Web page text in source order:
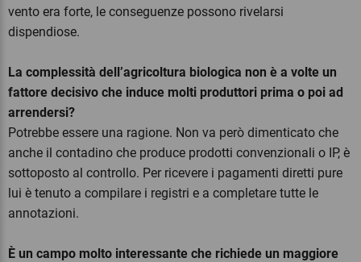
vento era forte, le conseguenze possono rivelarsi
dispendiose.
La complessità dell’agricoltura biologica non è a volte un
fattore decisivo che induce molti produttori prima o poi ad
arrendersi?
Potrebbe essere una ragione. Non va però dimenticato che
anche il contadino che produce prodotti convenzionali o IP, è
sottoposto al controllo. Per ricevere i pagamenti diretti pure
lui è tenuto a compilare i registri e a completare tutte le
annotazioni.
È un campo molto interessante che richiede un maggiore